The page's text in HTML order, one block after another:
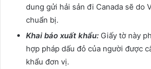
dung gửi hải sản đi Canada sẽ do
chuẩn bị.
Khai báo xuất khẩu: Giấy tờ này
hợp pháp dấu đỏ của người được
khẩu đơn vị.